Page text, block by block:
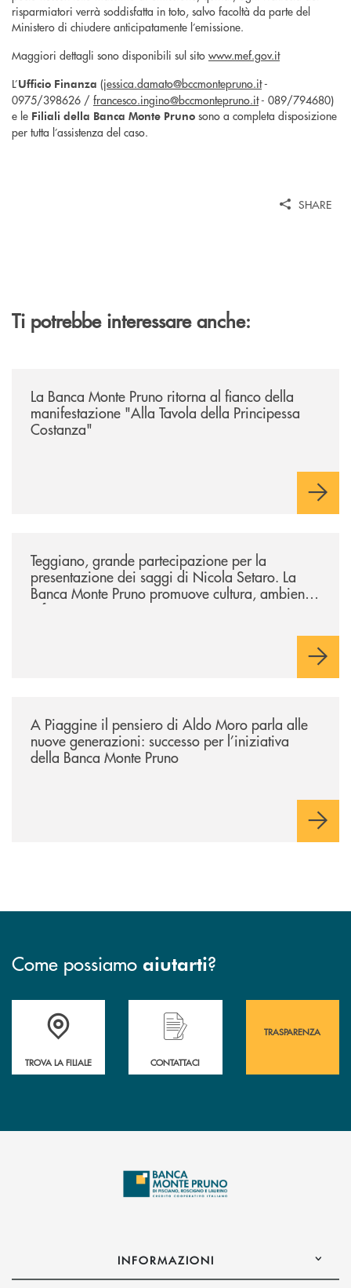
risparmiatori verrà soddisfatta in toto, salvo facoltà da parte del
Ministero di chiudere anticipatamente l’emissione.
Maggiori dettagli sono disponibili sul sito www.mef.gov.it
L’Ufficio Finanza (jessica.damato@bccmontepruno.it-
0975/398626 / francesco.ingino@bccmontepruno.it- 089/794680)
e le Filiali della Banca Monte Pruno sono a completa disposizione
per tutta l’assistenza del caso.
SHARE
Ti potrebbe interessare anche:
La Banca Monte Pruno ritorna al fianco della
manifestazione "Alla Tavola della Principessa
Costanza"
Teggiano, grande partecipazione per la
presentazione dei saggi di Nicola Setaro. La
Banca Monte Pruno promuove cultura, ambiente
e futuro
A Piaggine il pensiero di Aldo Moro parla alle
nuove generazioni: successo per l’iniziativa
della Banca Monte Pruno
Come possiamo aiutarti?
Accedi all' elenco completo&nbsp; delle&nbsp; filiali&nbsp; di Banca
TROVA LA FILIALE
Hai bisogno di assistenza immediata?
CONTATTACI
TRASPARENZA
INFORMAZIONI